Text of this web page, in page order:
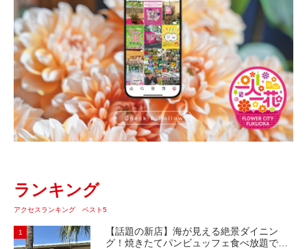
ランキング
アクセスランキング ベスト5
1
【話題の新店】海が見える絶景ダイニン
グ！焼きたてパンビュッフェ食べ放題で大